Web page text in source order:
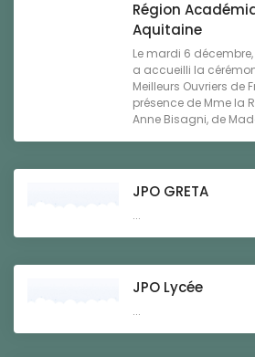
Région
Aquitaine
Le mardi 6
a accueilli la
Meilleurs Ouvriers de
présence de Mme la
Anne Bisagni, de
JPO GRETA
...
JPO Lycée
...